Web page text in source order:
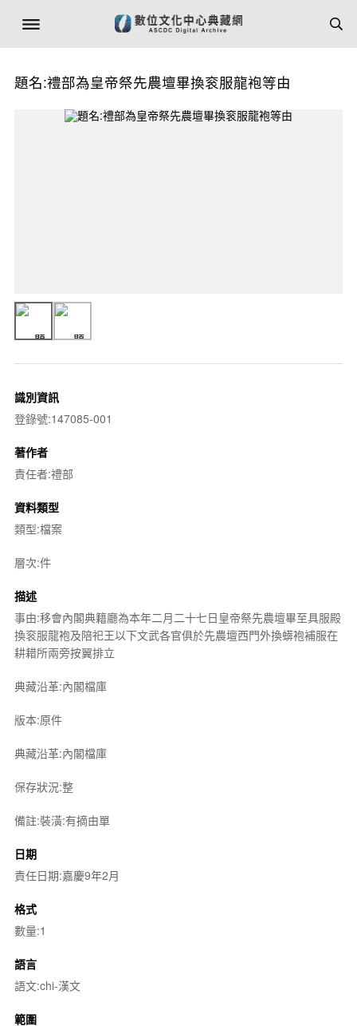
題名:禮部為皇帝祭先農壇畢換衮服龍袍等由
識別資訊
登錄號:147085-001
著作者
責任者:禮部
資料類型
類型:檔案
層次:件
描述
事由:移會內閣典籍廳為本年二月二十七日皇帝祭先農壇畢至具服殿
換衮服龍袍及陪祀王以下文武各官俱於先農壇西門外換蠎袍補服在
耕耤所兩旁按翼排立
典藏沿革:內閣檔庫
版本:原件
典藏沿革:內閣檔庫
保存狀況:整
備註:裝潢:有摘由單
日期
責任日期:嘉慶9年2月
格式
數量:1
語言
語文:chi-漢文
範圍